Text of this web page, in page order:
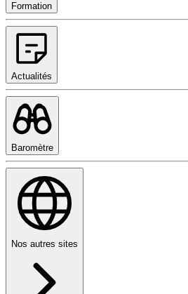
Formation
Actualités
Baromètre
Nos autres sites